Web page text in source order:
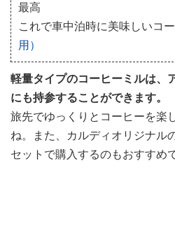
最高
これで車中泊時に美味しいコ
用）
軽量タイプのコーヒーミルは、
にも持参することができます。
旅先でゆっくりとコーヒーを楽
ね。また、カルディオリジナル
セットで購入するのもおすすめ